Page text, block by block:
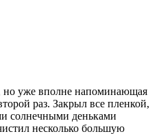
но уже вполне напоминающая
раз. Закрыл все пленкой,
солнечными деньками
несколько большую